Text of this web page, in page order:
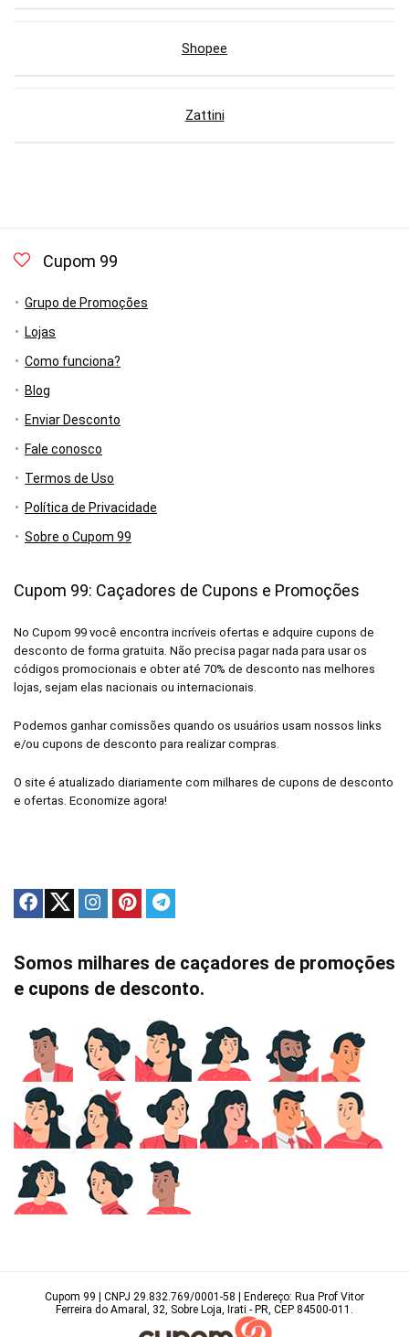
Shopee
Zattini
Cupom 99
Grupo de Promoções
Lojas
Como funciona?
Blog
Enviar Desconto
Fale conosco
Termos de Uso
Política de Privacidade
Sobre o Cupom 99
Cupom 99: Caçadores de Cupons e Promoções
No Cupom 99 você encontra incríveis ofertas e adquire cupons de
desconto de forma gratuita. Não precisa pagar nada para usar os
códigos promocionais e obter até 70% de desconto nas melhores
lojas, sejam elas nacionais ou internacionais.
Podemos ganhar comissões quando os usuários usam nossos links
e/ou cupons de desconto para realizar compras.
O site é atualizado diariamente com milhares de cupons de desconto
e ofertas. Economize agora!
Somos milhares de caçadores de promoções
e cupons de desconto.
Cupom 99 | CNPJ 29.832.769/0001-58 | Endereço: Rua Prof Vitor
Ferreira do Amaral, 32, Sobre Loja, Irati - PR, CEP 84500-011.